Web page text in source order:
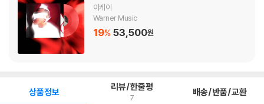
이케이
Warner Music
19% 53,500원
상품정보 리뷰/한줄평
7 배송/반품/교환